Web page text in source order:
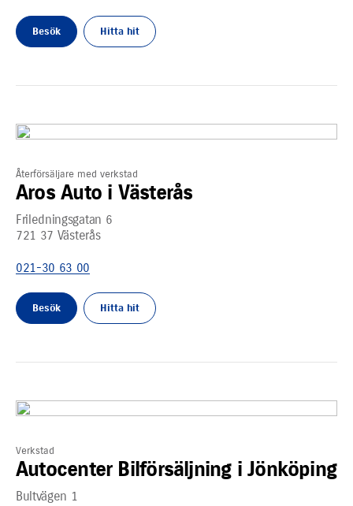
Besök Hitta hit
Återförsäljare med verkstad
Aros Auto i Västerås
Friledningsgatan 6
721 37 Västerås
021-30 63 00
Besök Hitta hit
Verkstad
Autocenter Bilförsäljning i Jönköping
Bultvägen 1